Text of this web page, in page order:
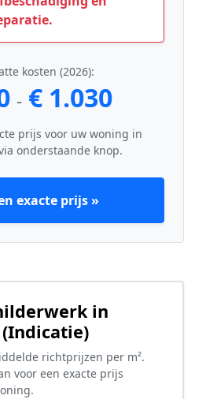
kosten (2026):
- € 1.030
prijs voor uw woning in
onderstaande knop.
exacte prijs »
in
richtprijzen per m².
voor een exacte prijs